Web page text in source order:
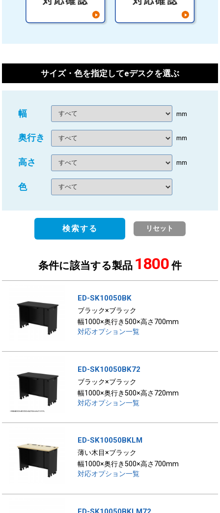
サイズ・色を指定してeデスクを選ぶ
幅 mm
奥行き mm
高さ mm
色
検索する リセット
条件に該当する製品 1800 件
ED-SK10050BK
ブラック×ブラック
幅1000×奥行き500×高さ700mm
対応オプション一覧
ED-SK10050BK72
ブラック×ブラック
幅1000×奥行き500×高さ720mm
対応オプション一覧
ED-SK10050BKLM
薄い木目×ブラック
幅1000×奥行き500×高さ700mm
対応オプション一覧